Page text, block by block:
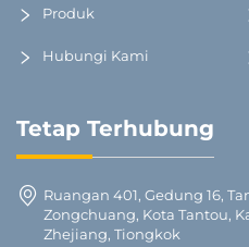
Produk
Hubungi Kami
Tetap Terhubung
Ruangan 401, Gedung 16,
Zongchuang, Kota Tantou,
Zhejiang, Tiongkok